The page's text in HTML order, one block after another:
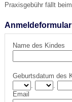
Praxisgebühr fällt
Name des Kindes
Geburtsdatum des
Email